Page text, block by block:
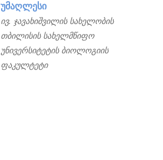
უმაღლესი
ივ. ჯავახიშვილის სახელობის
თბილისის სახელმწიფო
უნივერსიტეტის ბიოლოგიის
ფაკულტეტი